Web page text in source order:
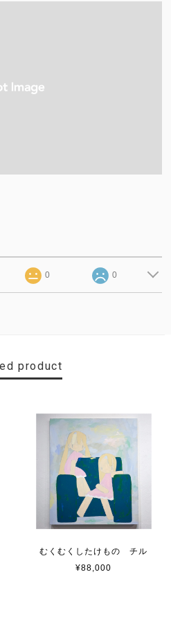
0 0
product
むくむくしたけもの チル
¥88,000